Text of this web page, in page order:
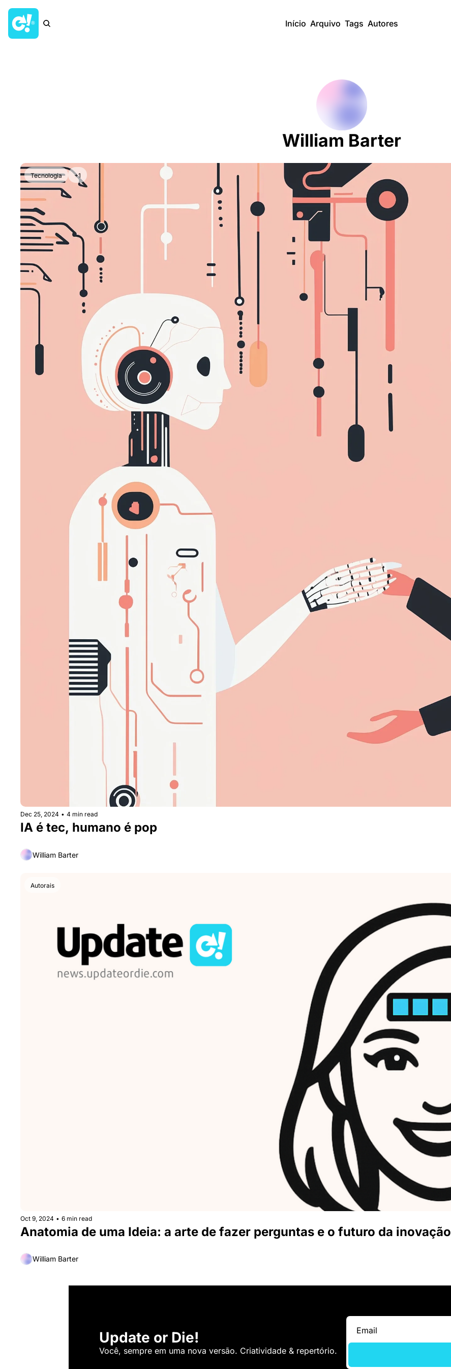
Início Arquivo Tags Autores
William Barter
Tecnologia +1
Dec 25, 2024 • 4 min read
IA é tec, humano é pop
William Barter
Autorais
Oct 9, 2024 • 6 min read
Anatomia de uma Ideia: a arte de fazer perguntas e o futuro da inovação
William Barter
Update or Die!
Você, sempre em uma nova versão. Criatividade & repertório.